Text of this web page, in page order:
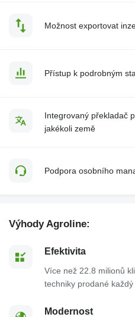
Možnost exportovat
Přístup k podrobným
Integrovaný překladač
jakékoli země
Podpora osobního
Výhody Agroline:
Efektivita
Více než 22.8 milionů
techniky prodané
Modernost